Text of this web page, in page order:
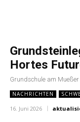
Hortes
Grundschule am
NACHRICHTEN
16. Juni 2026